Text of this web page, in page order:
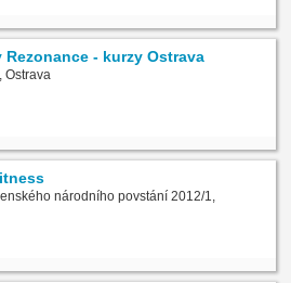
Rezonance - kurzy Ostrava
Ostrava
národního povstání 2012/1,